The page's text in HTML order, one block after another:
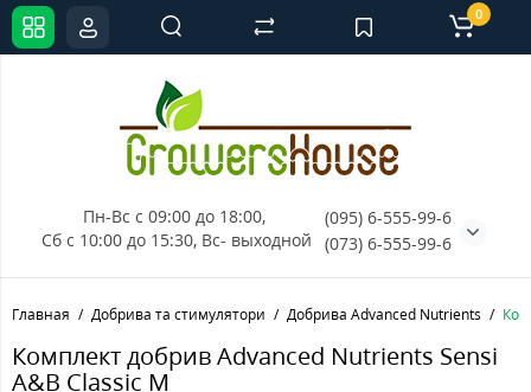
Пн-Вс с 09:00 до 18:00,
Сб с 10:00 до 15:30, Вс- выходной
(095) 6-555-99-6
(073) 6-555-99-6
0
Главная Добрива та стимулятори Добрива Advanced Nutrients
Комплект добрив Advanced Nutrients Sensi
A&B Classic M